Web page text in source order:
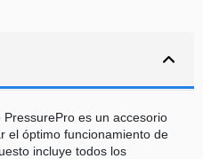
es un accesorio
el óptimo funcionamiento de
incluye todos los